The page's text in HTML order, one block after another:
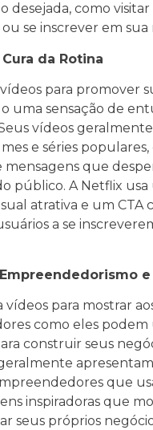
desejada, como
se inscrever em
Cura da Rotina
para promover
uma sensação de
vídeos
e séries populares,
que
público. A Netflix usa
atrativa e um CTA
a se
vídeos para mostrar
como eles podem
construir seus
que
inspiradoras que
seus próprios